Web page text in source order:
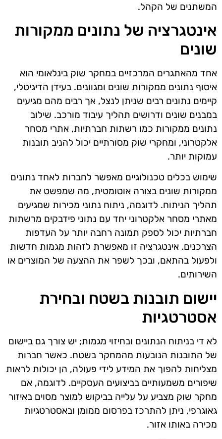
המשתנים של הקהל.
אינטגרציה של נתונים ממקורות
שונים
אחד מהאתגרים המרכזיים במחקר שוק בינלאומי הוא
איסוף נתונים ממקורות שונים ומגוונים. בעידן הדיגיטלי,
קיימים נתונים רבים שניתן לנצל, אך רבים מהם מגיעים
במבנים שונים ודרושים תהליך עיבוד מורכב. שילוב
נתונים ממקורות כמו רשתות חברתיות, אתרי מסחר
אלקטרוני, ומחקרי שוק מסורתיים יכול להניב תובנות
עמוקות יותר.
שימוש בכלים טכנולוגיים מאפשר לחברות לאחד נתונים
ממקורות שונים בצורה אוטומטית, מה שמפשט את
תהליך הניתוח. לדוגמה, ניתוח נתוני מכירות שמגיעים
מאתרי מסחר אלקטרוני יחד עם נתוני פידבקים מרשתות
חברתיות יכול לספק תמונה רחבה יותר על העדפות
הצרכנים. אינטגרציה זו מאפשרת לזהות מגמות חדשות
ולפעול בהתאם, ובכך לשפר את ההצעה של המוצרים או
השירותים.
יישום תובנות בשטח ובחירת
אסטרטגיות
לא די בניתוח הנתונים ובחיזוי מגמות; יש צורך גם ביישום
של התובנות הנובעות מהמחקר בשטח. כאשר חברות
מצליחות להפוך את המידע לידי פעולה, הן יכולות לראות
שיפורים משמעותיים בביצועים העסקיים. לדוגמה, אם
מחקר שוק מצביע על עלייה בביקוש למוצר מסוים באיזור
גאוגרפי, ניתן להתרכז בפרסום ממומן ובאסטרטגיות
מכירה באותו אזור.